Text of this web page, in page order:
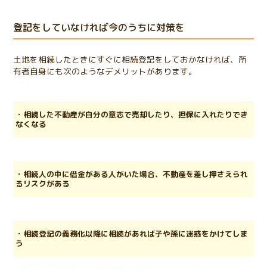
登記をしていなければ今のうちに対策を
土地を相続したときにすぐに相続登記をしておかなければ、所
有者自身にも次のようなデメリットがあります。
・相続した不動産が自分の意志で売却したり、担保に入れたりでき
なくなる
・相続人の中に借金がある人がいた場合、不動産を差し押さえられ
るリスクがある
・相続登記の義務化以降に相続があれば子や孫に迷惑をかけてしま
う